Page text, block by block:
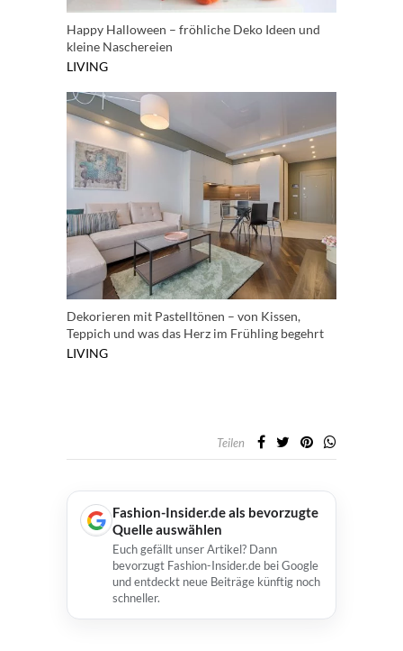
Happy Halloween – fröhliche Deko Ideen und
kleine Naschereien
LIVING
Dekorieren mit Pastelltönen – von Kissen,
Teppich und was das Herz im Frühling begehrt
LIVING
Teilen
Fashion-Insider.de als bevorzugte
Quelle auswählen
Euch gefällt unser Artikel? Dann
bevorzugt Fashion-Insider.de bei Google
und entdeckt neue Beiträge künftig noch
schneller.